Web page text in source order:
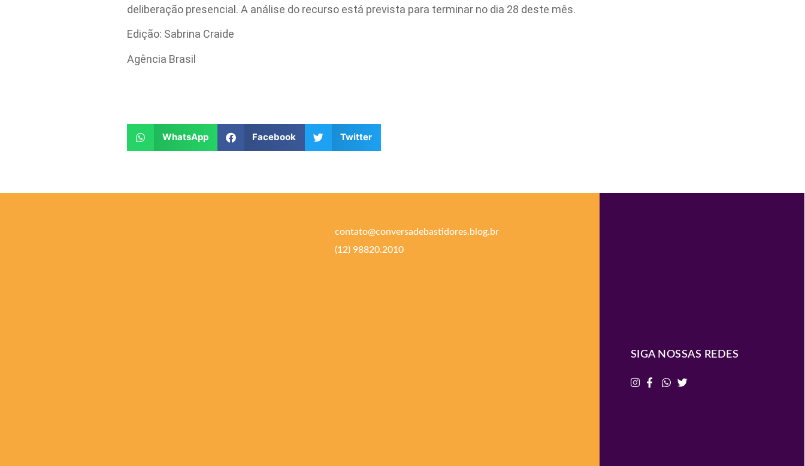
deliberação presencial. A análise do recurso está prevista para terminar no dia 28 deste mês.
Edição: Sabrina Craide
Agência Brasil
WhatsApp Facebook Twitter
contato@conversadebastidores.blog.br
(12) 98820.2010
SIGA NOSSAS REDES